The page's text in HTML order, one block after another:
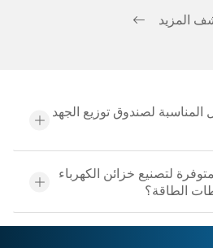
المزيد
المناسبة لصندوق توزيع الجهد
لتصنيع خزائن الكهرباء
الطاقة؟